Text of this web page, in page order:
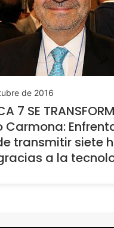
de 2016
7 SE
Carmona:
transmitir siete
a la